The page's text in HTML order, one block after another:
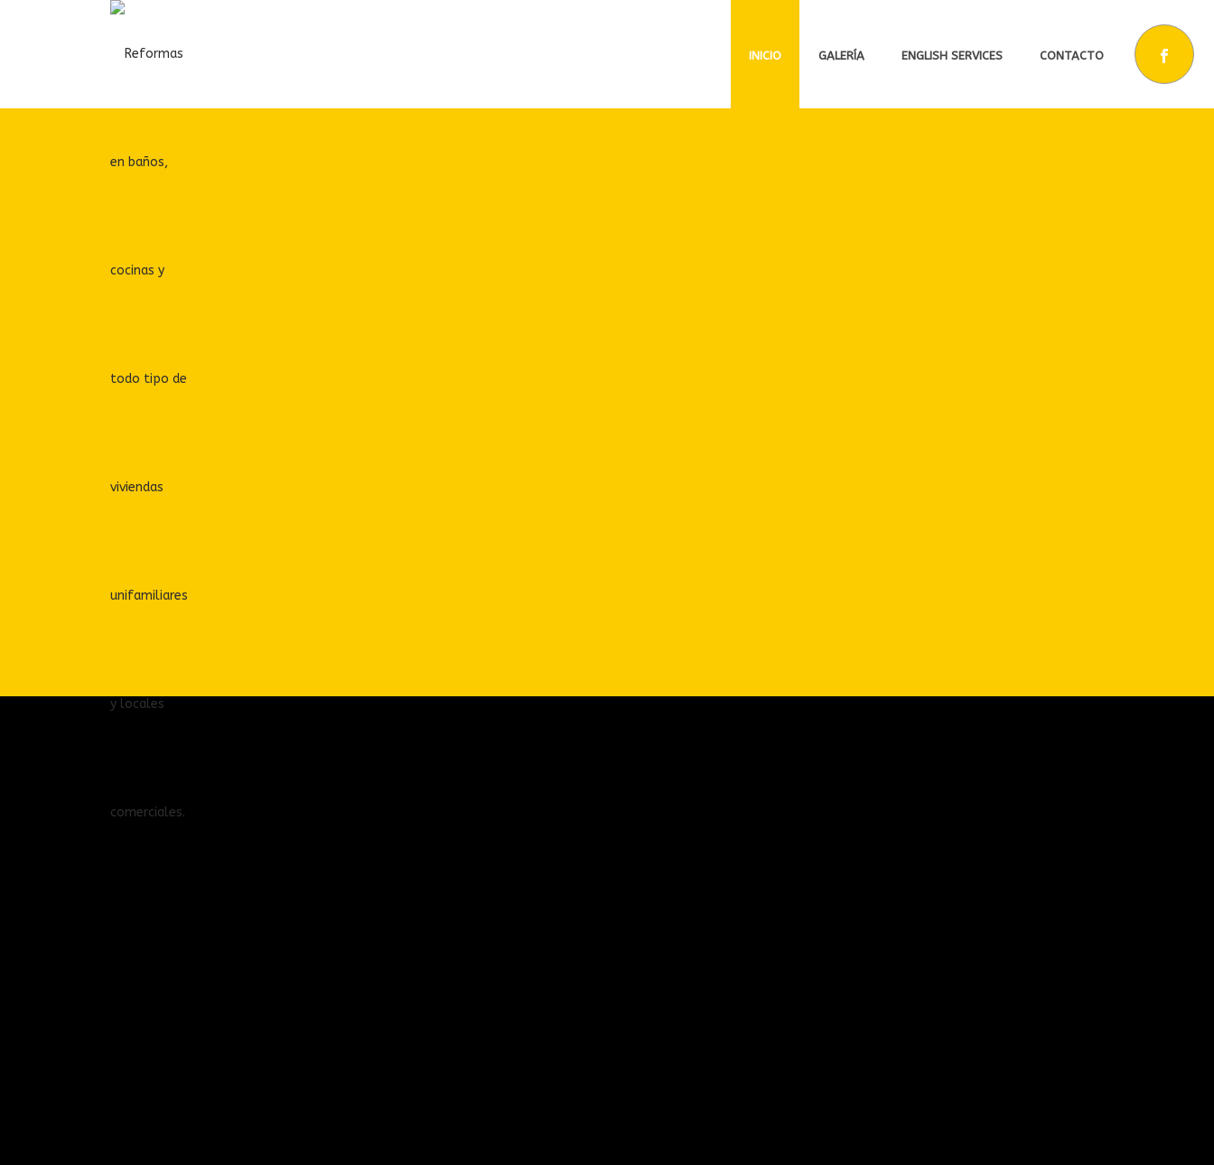
INICIO GALERÍA ENGLISH SERVICES CONTACTO